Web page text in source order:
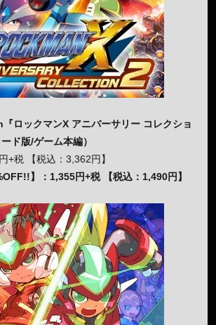
ロックマンX アニバーサリー コレクショ
ド版/ゲーム本編）
+税 【税込：3,362円】
】：1,355円+税 【税込：1,490円】